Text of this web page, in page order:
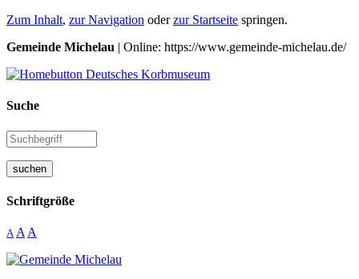
Zum Inhalt, zur Navigation oderzur Startseite springen.
Gemeinde Michelau | Online: https://www.gemeinde-michelau.de/
Suche
suchen
Schriftgröße
A A A